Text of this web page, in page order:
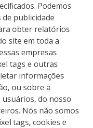
Podemos
publicidade
obter relatórios
site em toda a
empresas
tags e outras
informações
ou sobre a
do nosso
Nós não somos
tags, cookies e